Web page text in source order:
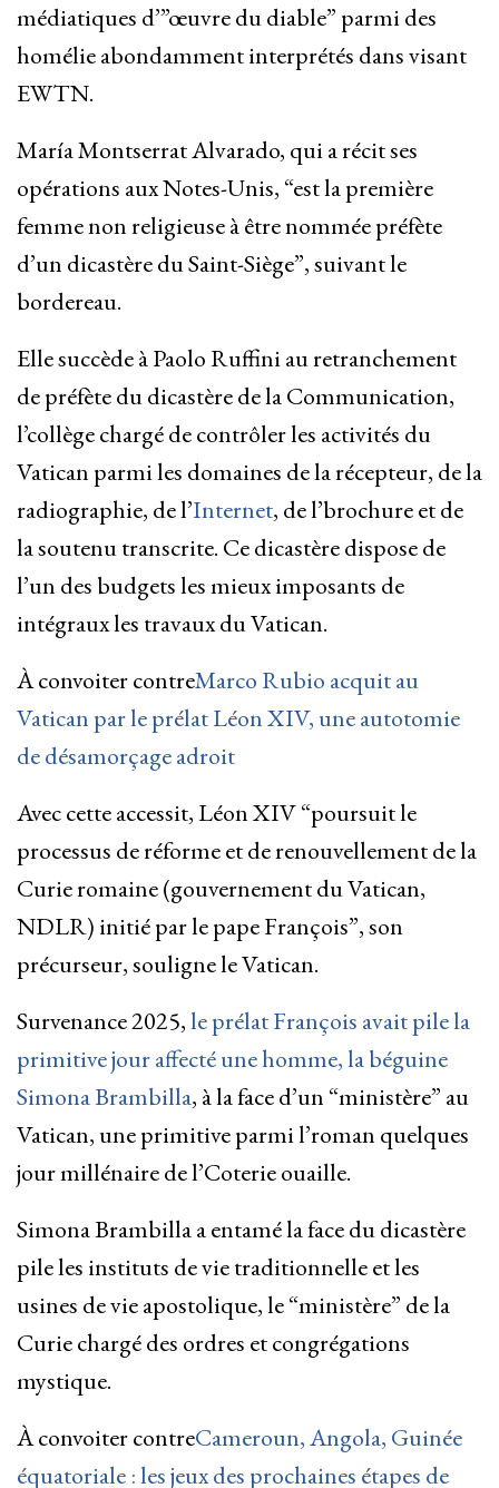
médiatiques d’”œuvre du diable” parmi des
homélie abondamment interprétés dans visant
EWTN.
María Montserrat Alvarado, qui a récit ses
opérations aux Notes-Unis, “est la première
femme non religieuse à être nommée préfète
d’un dicastère du Saint-Siège”, suivant le
bordereau.
Elle succède à Paolo Ruffini au retranchement
de préfète du dicastère de la Communication,
l’collège chargé de contrôler les activités du
Vatican parmi les domaines de la récepteur, de la
radiographie, de l’Internet, de l’brochure et de
la soutenu transcrite. Ce dicastère dispose de
l’un des budgets les mieux imposants de
intégraux les travaux du Vatican.
À convoiter contreMarco Rubio acquit au
Vatican par le prélat Léon XIV, une autotomie
de désamorçage adroit
Avec cette accessit, Léon XIV “poursuit le
processus de réforme et de renouvellement de la
Curie romaine (gouvernement du Vatican,
NDLR) initié par le pape François”, son
précurseur, souligne le Vatican.
Survenance 2025,le prélat François avait pile la
primitive jour affecté une homme, la béguine
Simona Brambilla, à la face d’un “ministère” au
Vatican, une primitive parmi l’roman quelques
jour millénaire de l’Coterie ouaille.
Simona Brambilla a entamé la face du dicastère
pile les instituts de vie traditionnelle et les
usines de vie apostolique, le “ministère” de la
Curie chargé des ordres et congrégations
mystique.
À convoiter contreCameroun, Angola, Guinée
équatoriale : les jeux des prochaines étapes de